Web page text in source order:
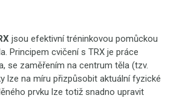
jsou efektivní tréninkovou pomůckou
Principem cvičení s TRX je práce
se zaměřením na centrum těla (tzv.
lze na míru přizpůsobit aktuální fyzické
prvku lze totiž snadno upravit